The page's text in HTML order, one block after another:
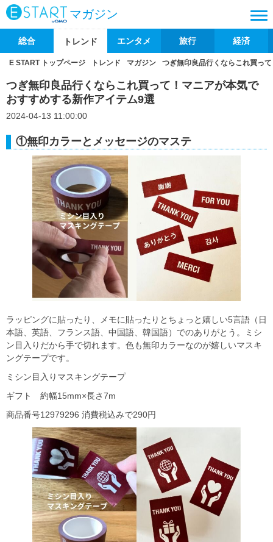
マガジン
総合 トレンド エンタメ 旅行 経済
E START トップページ トレンド マガジン つぎ無印良品行くならこれ買っ
つぎ無印良品行くならこれ買って！マニアが本気で
おすすめする新作アイテム9選
2024-04-13 11:00:00
①無印カラーとメッセージのマステ
ラッピングに貼ったり、メモに貼ったりとちょっと嬉しい5言語（日
本語、英語、フランス語、中国語、韓国語）でのありがとう。ミシ
ン目入りだから手で切れます。色も無印カラーなのが嬉しいマスキ
ングテープです。
ミシン目入りマスキングテープ
ギフト 約幅15mm×長さ7m
商品番号12979296 消費税込みで290円